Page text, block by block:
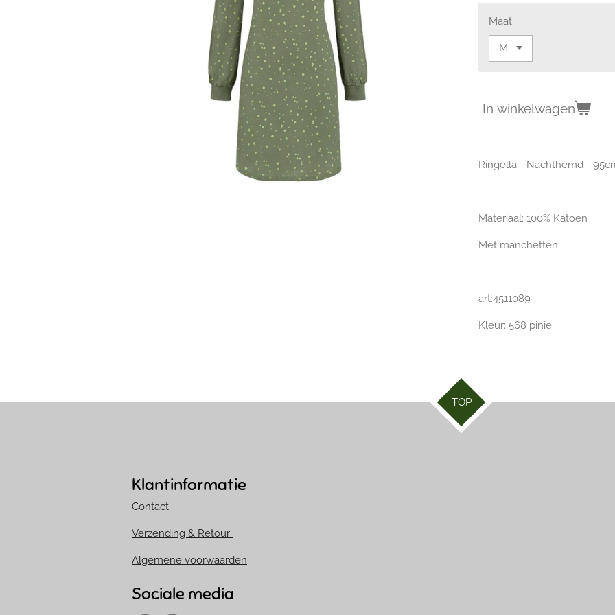
Maat
In winkelwagen
Ringella - Nachthemd -
Materiaal: 100% Katoen
Met manchetten
art:4511089
Kleur: 568 pinie
TOP
Klantinformatie
Contact
Verzending & Retour
Algemene voorwaarden
Sociale media